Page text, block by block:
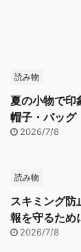
読み物
夏の小物で印
帽子・バッグ
2026/7/8
読み物
スキミング防
報を守るため
2026/7/8